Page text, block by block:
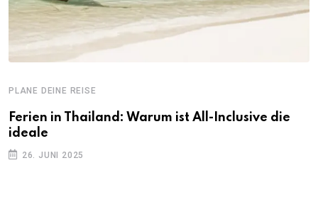
PLANE DEINE REISE
Ferien in Thailand: Warum ist All-Inclusive die
ideale
26. JUNI 2025